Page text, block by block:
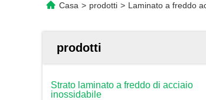
Casa > prodotti > Laminato a freddo
prodotti
Strato laminato a freddo di acciaio
inossidabile